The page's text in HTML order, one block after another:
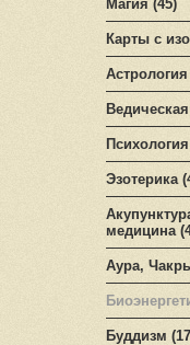
Магия (45)
Карты с
Астрология
Эзотерика
медицина
Аура,
Буддизм